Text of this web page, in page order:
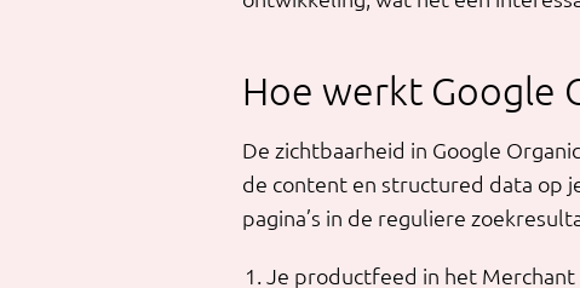
Hoe werkt Google
De zichtbaarheid in Google
de content en structured data op
pagina’s in de reguliere
Je productfeed in het